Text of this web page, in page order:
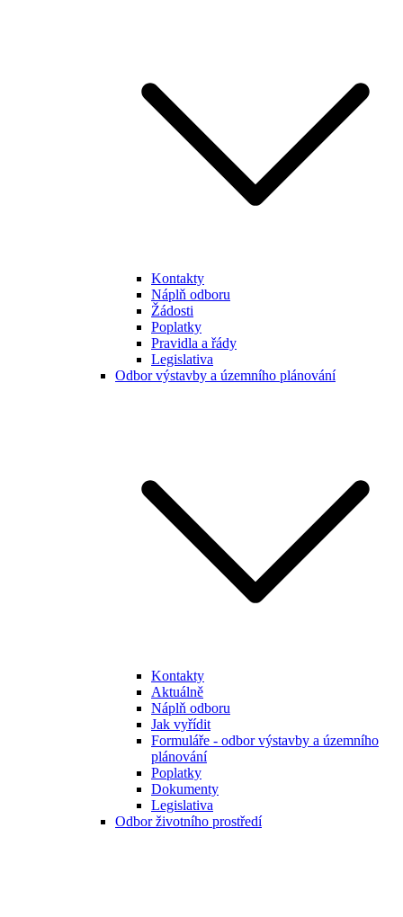
Kontakty
Náplň odboru
Žádosti
Poplatky
Pravidla a řády
Legislativa
Odbor výstavby a územního plánování
Kontakty
Aktuálně
Náplň odboru
Jak vyřídit
Formuláře - odbor výstavby a územního
plánování
Poplatky
Dokumenty
Legislativa
Odbor životního prostředí